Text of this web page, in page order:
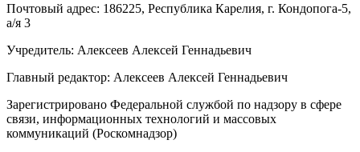
Почтовый адрес: 186225, Республика Карелия, г. Кондопога-5,
а/я 3
Учредитель: Алексеев Алексей Геннадьевич
Главный редактор: Алексеев Алексей Геннадьевич
Зарегистрировано Федеральной службой по надзору в сфере
связи, информационных технологий и массовых
коммуникаций (Роскомнадзор)